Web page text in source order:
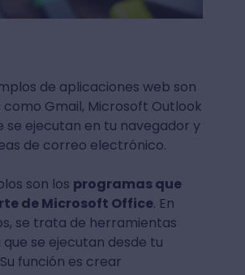
de aplicaciones web son
como Gmail, Microsoft Outlook
se ejecutan en tu navegador y
de correo electrónico.
son los programas que
de Microsoft Office. En
se trata de herramientas
se ejecutan desde tu
función es crear